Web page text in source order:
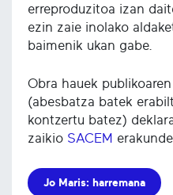
erreproduzitoa izan
ezin zaie inolako
baimenik ukan gabe.
Obra hauek
(abesbatza batek
kontzertu batez)
zaikio SACEM
Jo Maris: harremana